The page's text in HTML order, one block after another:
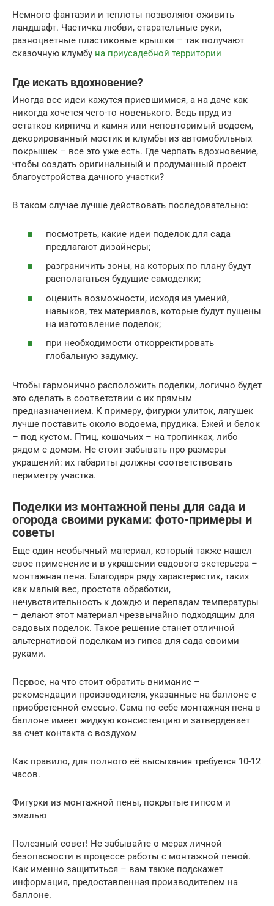
Немного фантазии и теплоты позволяют оживить
ландшафт. Частичка любви, старательные руки,
разноцветные пластиковые крышки – так получают
сказочную клумбу на приусадебной территории
Где искать вдохновение?
Иногда все идеи кажутся приевшимися, а на даче как
никогда хочется чего-то новенького. Ведь пруд из
остатков кирпича и камня или неповторимый водоем,
декорированный мостик и клумбы из автомобильных
покрышек – все это уже есть. Где черпать вдохновение,
чтобы создать оригинальный и продуманный проект
благоустройства дачного участки?
В таком случае лучше действовать последовательно:
посмотреть, какие идеи поделок для сада
предлагают дизайнеры;
разграничить зоны, на которых по плану будут
располагаться будущие самоделки;
оценить возможности, исходя из умений,
навыков, тех материалов, которые будут пущены
на изготовление поделок;
при необходимости откорректировать
глобальную задумку.
Чтобы гармонично расположить поделки, логично будет
это сделать в соответствии с их прямым
предназначением. К примеру, фигурки улиток, лягушек
лучше поставить около водоема, прудика. Ежей и белок
– под кустом. Птиц, кошачьих – на тропинках, либо
рядом с домом. Не стоит забывать про размеры
украшений: их габариты должны соответствовать
периметру участка.
Поделки из монтажной пены для сада и
огорода своими руками: фото-примеры и
советы
Еще один необычный материал, который также нашел
свое применение и в украшении садового экстерьера –
монтажная пена. Благодаря ряду характеристик, таких
как малый вес, простота обработки,
нечувствительность к дождю и перепадам температуры
– делают этот материал чрезвычайно подходящим для
садовых поделок. Такое решение станет отличной
альтернативой поделкам из гипса для сада своими
руками.
Первое, на что стоит обратить внимание –
рекомендации производителя, указанные на баллоне с
приобретенной смесью. Сама по себе монтажная пена в
баллоне имеет жидкую консистенцию и затвердевает
за счет контакта с воздухом
Как правило, для полного её высыхания требуется 10-12
часов.
Фигурки из монтажной пены, покрытые гипсом и
эмалью
Полезный совет! Не забывайте о мерах личной
безопасности в процессе работы с монтажной пеной.
Как именно защититься – вам также подскажет
информация, предоставленная производителем на
баллоне.